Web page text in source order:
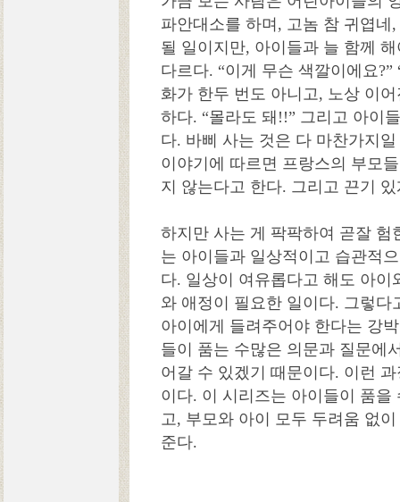
파안대소를 하며, 고놈 참 귀엽
될 일이지만, 아이들과 늘 함께
다르다. “이게 무슨 색깔이에요
화가 한두 번도 아니고, 노상 이
하다. “몰라도 돼!!” 그리고 아이
다. 바삐 사는 것은 다 마찬가지
이야기에 따르면 프랑스의 부모
지 않는다고 한다. 그리고 끈기
하지만 사는 게 팍팍하여 곧잘
는 아이들과 일상적이고 습관적
다. 일상이 여유롭다고 해도 아
와 애정이 필요한 일이다. 그렇
아이에게 들려주어야 한다는 강
들이 품는 수많은 의문과 질문에
어갈 수 있겠기 때문이다. 이런
이다. 이 시리즈는 아이들이 품
고, 부모와 아이 모두 두려움 없
준다.